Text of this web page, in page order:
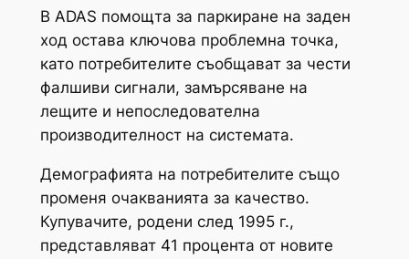
В ADAS помощта за паркиране на заден
ход остава ключова проблемна точка,
като потребителите съобщават за чести
фалшиви сигнали, замърсяване на
лещите и непоследователна
производителност на системата.
Демографията на потребителите също
променя очакванията за качество.
Купувачите, родени след 1995 г.,
представляват 41 процента от новите